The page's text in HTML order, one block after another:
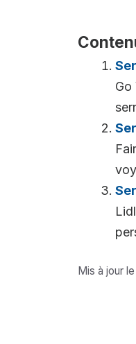
Go
Mis à jour